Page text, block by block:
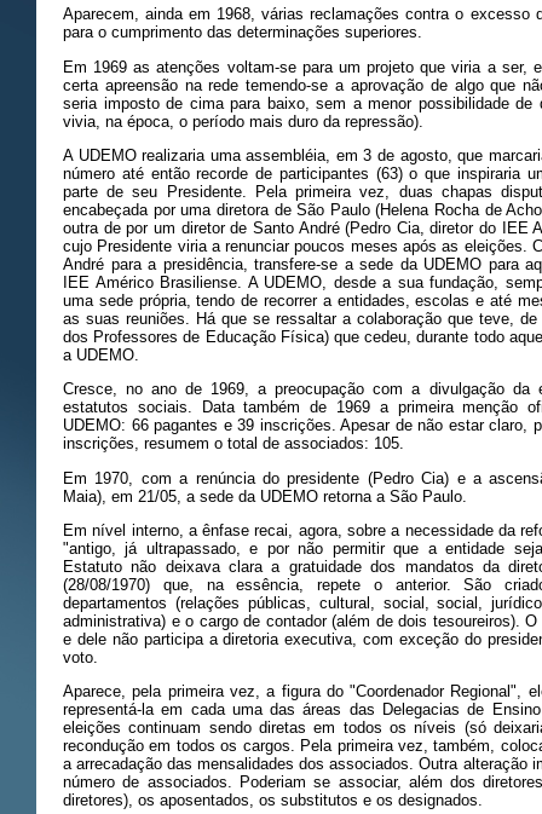
Aparecem, ainda em 1968, várias reclamações contra o excesso
para o cumprimento das determinações superiores.
Em 1969 as atenções voltam-se para um projeto que viria a ser,
certa apreensão na rede temendo-se a aprovação de algo que
seria imposto de cima para baixo, sem a menor possibilidade de
vivia, na época, o período mais duro da repressão).
A UDEMO realizaria uma assembléia, em 3 de agosto, que
número até então recorde de participantes (63) o que inspiraria
parte de seu Presidente. Pela primeira vez, duas chapas
encabeçada por uma diretora de São Paulo (Helena Rocha de
outra de por um diretor de Santo André (Pedro Cia, diretor do IEE
cujo Presidente viria a renunciar poucos meses após as eleições.
André para a presidência, transfere-se a sede da UDEMO para
IEE Américo Brasiliense. A UDEMO, desde a sua fundação,
uma sede própria, tendo de recorrer a entidades, escolas e até
as suas reuniões. Há que se ressaltar a colaboração que teve,
dos Professores de Educação Física) que cedeu, durante todo
a UDEMO.
Cresce, no ano de 1969, a preocupação com a divulgação
estatutos sociais. Data também de 1969 a primeira menção
UDEMO: 66 pagantes e 39 inscrições. Apesar de não estar claro,
inscrições, resumem o total de associados: 105.
Em 1970, com a renúncia do presidente (Pedro Cia) e a
Maia), em 21/05, a sede da UDEMO retorna a São Paulo.
Em nível interno, a ênfase recai, agora, sobre a necessidade da
"antigo, já ultrapassado, e por não permitir que a entidade
Estatuto não deixava clara a gratuidade dos mandatos da
(28/08/1970) que, na essência, repete o anterior. São
departamentos (relações públicas, cultural, social, social,
administrativa) e o cargo de contador (além de dois tesoureiros).
e dele não participa a diretoria executiva, com exceção do
voto.
Aparece, pela primeira vez, a figura do "Coordenador Regional",
representá-la em cada uma das áreas das Delegacias de
eleições continuam sendo diretas em todos os níveis (só
recondução em todos os cargos. Pela primeira vez, também,
a arrecadação das mensalidades dos associados. Outra alteração
número de associados. Poderiam se associar, além dos
diretores), os aposentados, os substitutos e os designados.